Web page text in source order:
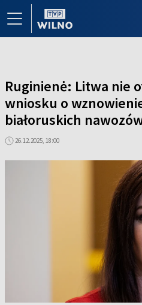
Ruginienė: Litwa nie
wniosku o
białoruskich
26.12.2025, 18:00